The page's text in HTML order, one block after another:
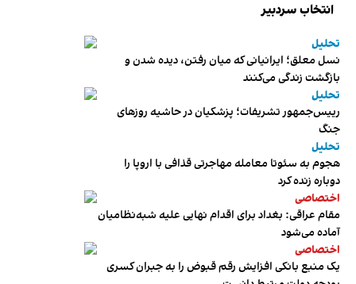
انتخاب سردبیر
تحلیل
نسل معلق؛ ایرانیانی که میان رفتن، دیده شدن و
بازگشت زندگی می‌کنند
تحلیل
رییس‌جمهور تشریفات؛ پزشکیان در حاشیه روزهای
جنگ
تحلیل
هجوم به سئوتا معامله مهاجرتی قذافی با اروپا را
دوباره زنده کرد
اختصاصی
مقام عراقی: بغداد برای اقدام نهایی علیه شبه‌نظامیان
آماده می‌شود
اختصاصی
یک منبع بانکی افزایش رقم قبوض را به جبران کسری